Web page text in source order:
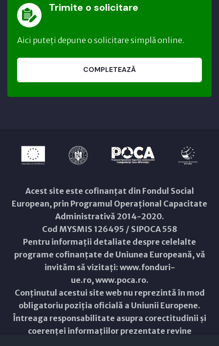
Trimite o solicitare
Aici puteți depune o solicitare simplă online.
COMPLETEAZĂ
Acest site este cofinanțat din Fondul Social
European, prin Programul Operațional Capacitate
Administrativă 2014-2020.
Cod MYSMIS 126495 / SIPOCA 558
Pentru informații detaliate despre celelalte
programe cofinanțate de Uniunea Europeană, vă
invităm să vizitați: www.fonduri-
ue.ro,www.poca.ro.
Conținutul acestui site web nu reprezintă în mod
obligatoriu poziția oficială a Uniunii Europene.
Întreaga responsabilitate asupra corectitudinii și
coerenței informațiilor prezentate revine